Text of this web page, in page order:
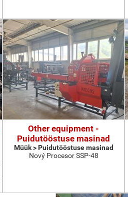
Other equipment -
Puidutööstuse masinad
Müük > Puidutööstuse masinad
Nový Procesor SSP-48